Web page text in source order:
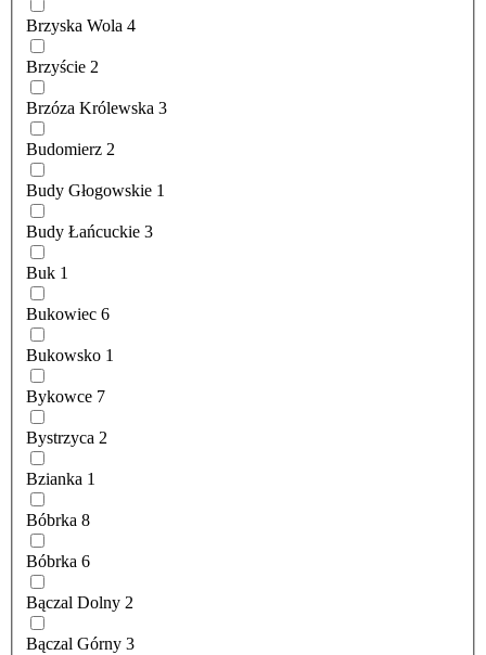
Brzyska Wola 4
Brzyście 2
Brzóza Królewska 3
Budomierz 2
Budy Głogowskie 1
Budy Łańcuckie 3
Buk 1
Bukowiec 6
Bukowsko 1
Bykowce 7
Bystrzyca 2
Bzianka 1
Bóbrka 8
Bóbrka 6
Bączal Dolny 2
Bączal Górny 3